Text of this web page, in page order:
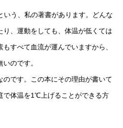
いう、私の著書があります。どんな
り、運動をしても、体温が低くては
すべて血流が運んでいますから、
のです。
です。この本にその理由が書いて
で体温を1℃上げることができる方